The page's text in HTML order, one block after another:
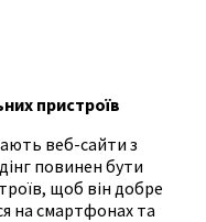
пристроїв
веб-сайти з
повинен бути
щоб він добре
на смартфонах та